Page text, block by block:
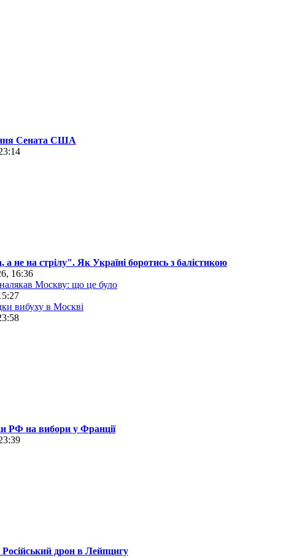
Сената США
не на стрілу". Як Україні боротись з балістикою
16:36
Москву: що це було
вибуху в Москві
РФ на вибори у Франції
дрон в Лейпцигу